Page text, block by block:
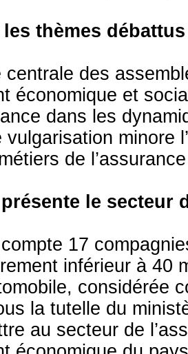
thèmes
centrale des
économique et
dans les
vulgarisation minore
de
le secteur
17
inférieur à 40
considérée
la tutelle du
au secteur de